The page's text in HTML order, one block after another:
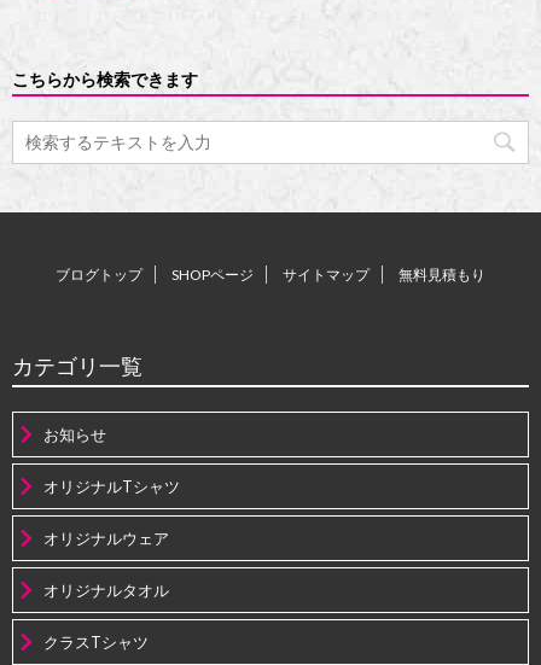
こちらから検索できます
ブログトップ SHOPページ サイトマップ 無料見積もり
カテゴリ一覧
お知らせ
オリジナルTシャツ
オリジナルウェア
オリジナルタオル
クラスTシャツ